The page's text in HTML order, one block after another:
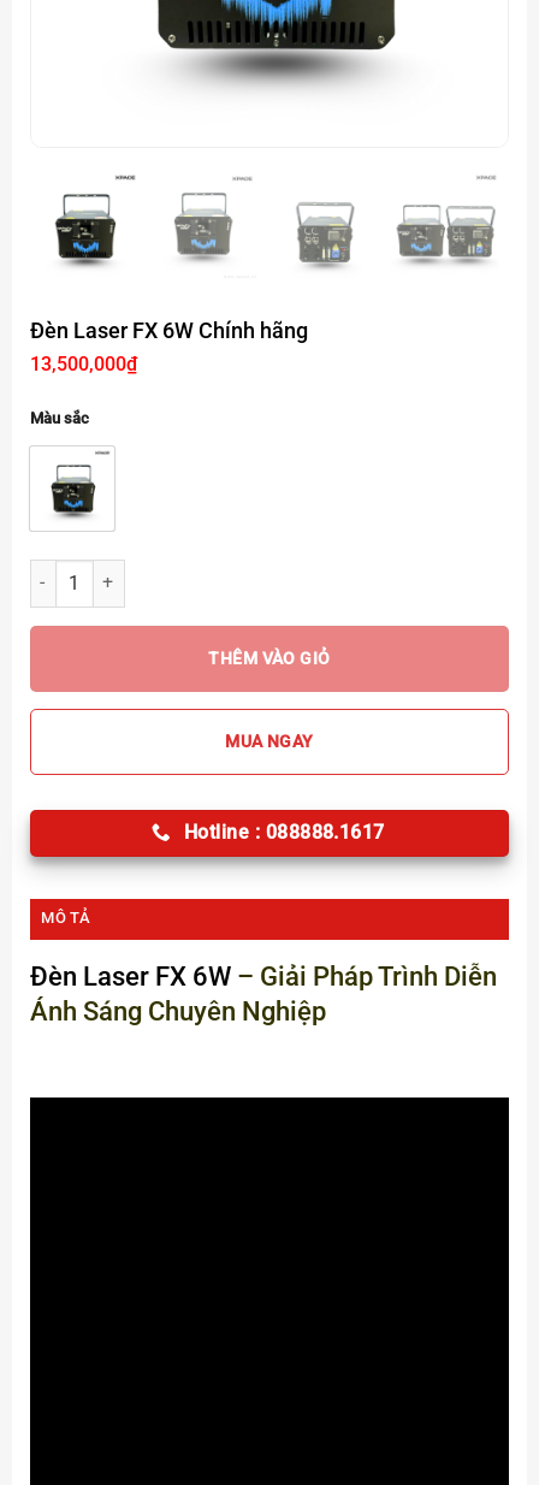
Đèn Laser FX 6W Chính hãng
13,500,000₫
Màu sắc
Đèn Laser FX 6W Chính hãng số lượng
THÊM VÀO GIỎ
MUA NGAY
Hotline : 088888.1617
MÔ TẢ
Đèn Laser FX 6W– Giải Pháp Trình Diễn
Ánh Sáng Chuyên Nghiệp